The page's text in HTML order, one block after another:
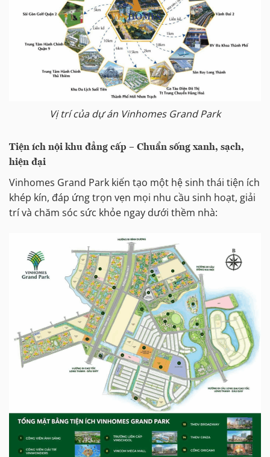
Vị trí của dự án Vinhomes Grand Park
Tiện ích nội khu đẳng cấp – Chuẩn sống xanh, sạch,
hiện đại
Vinhomes Grand Park kiến tạo một hệ sinh thái tiện ích
khép kín, đáp ứng trọn vẹn mọi nhu cầu sinh hoạt, giải
trí và chăm sóc sức khỏe ngay dưới thềm nhà: